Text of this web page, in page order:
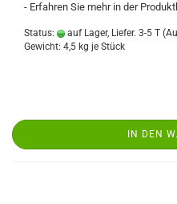
- Erfahren Sie mehr in der
Status: auf Lager, Liefer. 3-5 T
Gewicht: 4,5 kg je Stück
IN DEN